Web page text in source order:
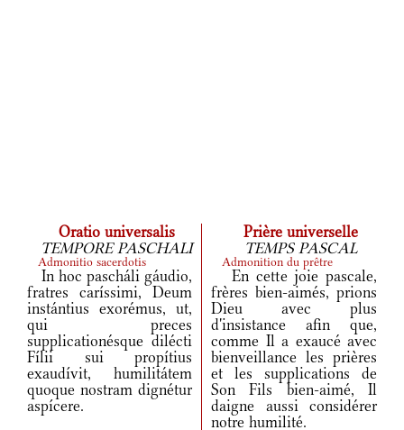
Oratio universalis
Prière universelle
TEMPORE PASCHALI
TEMPS PASCAL
Admonitio sacerdotis Admonition du prêtre
In hoc pascháli gáudio,
fratres caríssimi, Deum
instántius exorémus, ut,
qui preces
supplicationésque dilécti
Fílii sui propítius
exaudívit, humilitátem
quoque nostram dignétur
aspícere.
En cette joie pascale,
frères bien-aimés, prions
Dieu avec plus
d'insistance afin que,
comme Il a exaucé avec
bienveillance les prières
et les supplications de
Son Fils bien-aimé, Il
daigne aussi considérer
notre humilité.